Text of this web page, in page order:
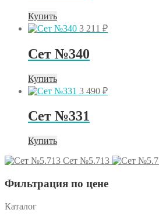
Купить
3 211 ₽
Сет №340
Купить
3 490 ₽
Сет №331
Купить
Сет №5.713
Фильтрация по цене
Каталог